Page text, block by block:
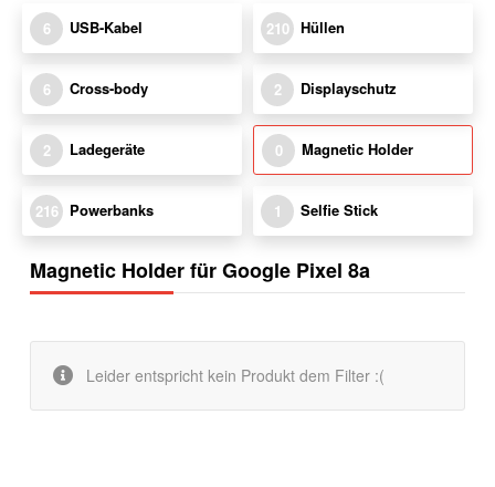
6 USB-Kabel 210 Hüllen
6 Cross-body 2 Displayschutz
2 Ladegeräte 0 Magnetic Holder
216 Powerbanks 1 Selfie Stick
Magnetic Holder für Google Pixel 8a
Leider entspricht kein Produkt dem Filter :(